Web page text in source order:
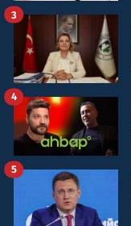
3
4
5